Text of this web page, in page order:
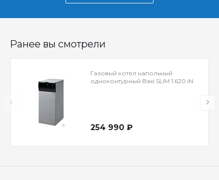
Ранее вы смотрели
Газовый котел напольный
одноконтурный Baxi SLIM 1.620 iN
254 990 ₽